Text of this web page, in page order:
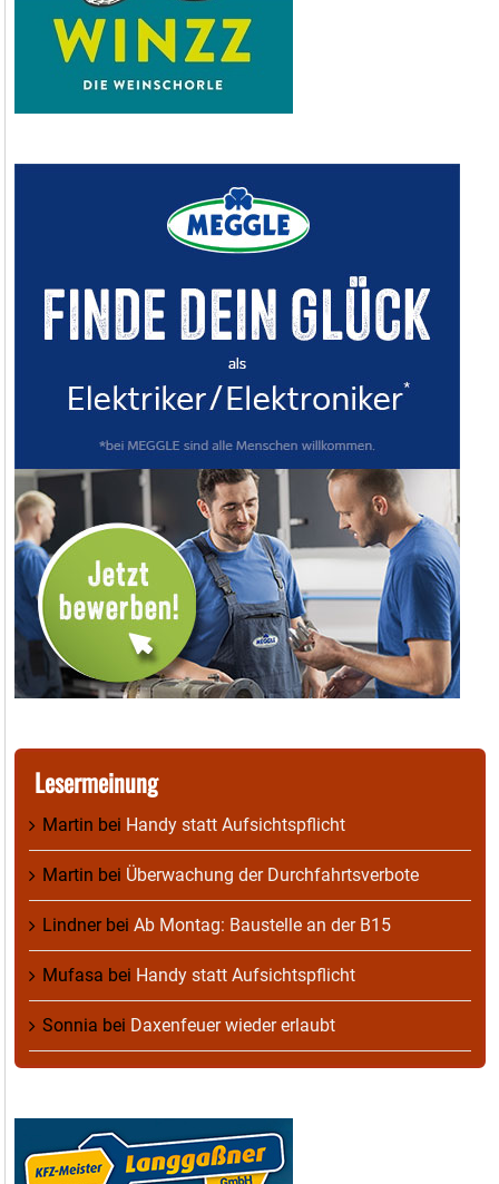
Lesermeinung
Martin bei Handy statt Aufsichtspflicht
Martin bei Überwachung der Durchfahrtsverbote
Lindnerbei Ab Montag: Baustelle an der B15
Mufasa bei Handy statt Aufsichtspflicht
Sonnia bei Daxenfeuer wieder erlaubt